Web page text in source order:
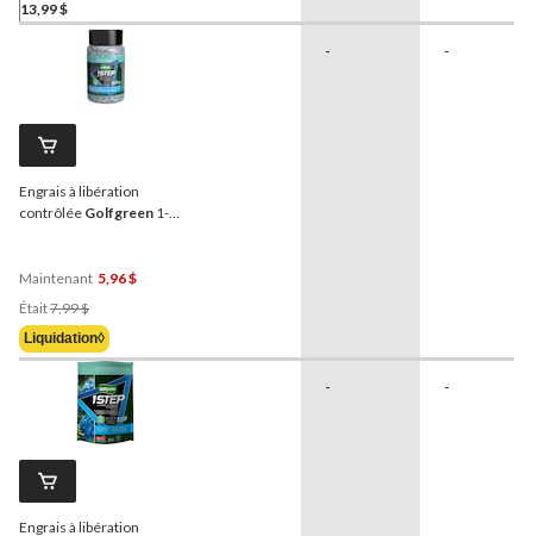
13,99 $
Engrais à libération
contrôlée Golfgreen 1-
Maintenant 5,96 $
Était7,99 $
Était
7,99 $
Liquidation◊
- -
Engrais à libération
- -